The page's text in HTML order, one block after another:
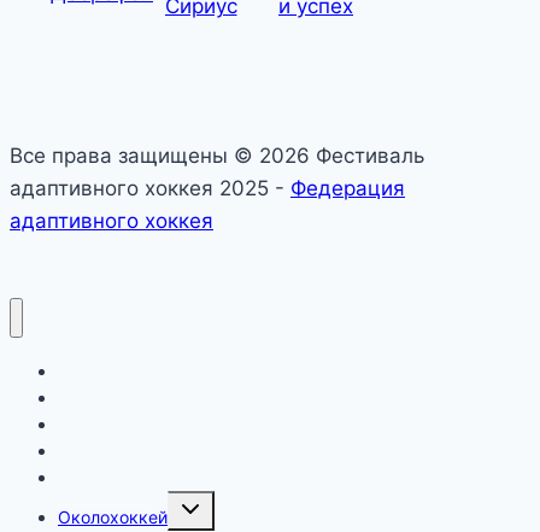
Все права защищены © 2026 Фестиваль
адаптивного хоккея 2025 - Федерация
адаптивного хоккея
Околохоккей
Toggle
child